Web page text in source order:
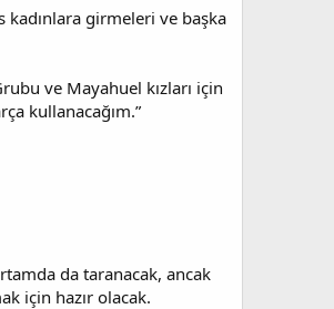
kadınlara girmeleri ve başka
ve Mayahuel kızları için
kullanacağım.”
da taranacak, ancak
için hazır olacak.